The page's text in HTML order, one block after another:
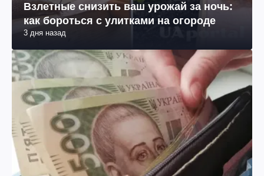
Взлетные снизить ваш урожай за ночь:
как бороться с улитками на огороде
3 дня назад